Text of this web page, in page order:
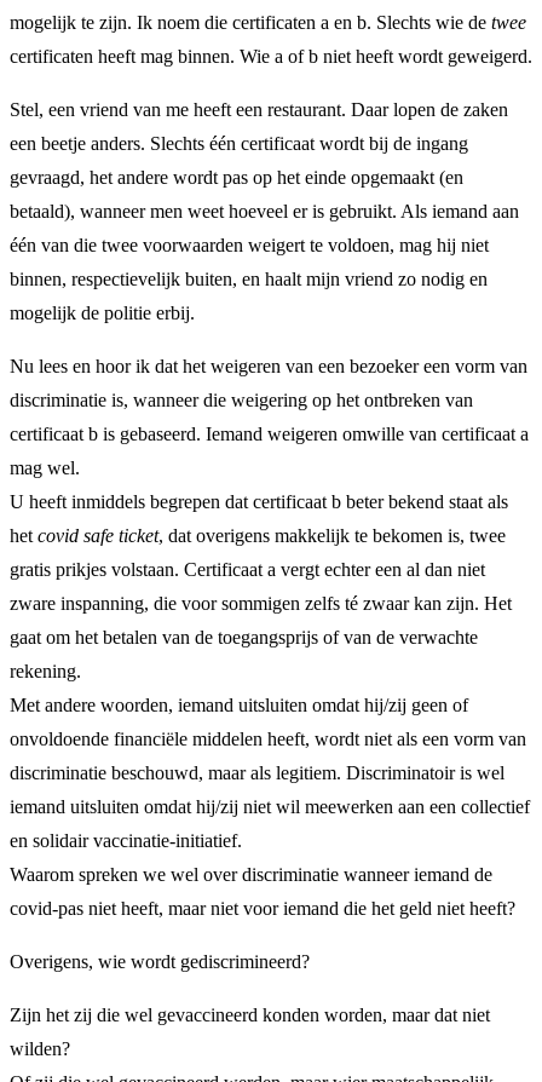
mogelijk te zijn. Ik noem die certificaten a en b. Slechts wie de twee
certificaten heeft mag binnen. Wie a of b niet heeft wordt geweigerd.
Stel, een vriend van me heeft een restaurant. Daar lopen de zaken
een beetje anders. Slechts één certificaat wordt bij de ingang
gevraagd, het andere wordt pas op het einde opgemaakt (en
betaald), wanneer men weet hoeveel er is gebruikt. Als iemand aan
één van die twee voorwaarden weigert te voldoen, mag hij niet
binnen, respectievelijk buiten, en haalt mijn vriend zo nodig en
mogelijk de politie erbij.
Nu lees en hoor ik dat het weigeren van een bezoeker een vorm van
discriminatie is, wanneer die weigering op het ontbreken van
certificaat b is gebaseerd. Iemand weigeren omwille van certificaat a
mag wel.
U heeft inmiddels begrepen dat certificaat b beter bekend staat als
het covid safe ticket, dat overigens makkelijk te bekomen is, twee
gratis prikjes volstaan. Certificaat a vergt echter een al dan niet
zware inspanning, die voor sommigen zelfs té zwaar kan zijn. Het
gaat om het betalen van de toegangsprijs of van de verwachte
rekening.
Met andere woorden, iemand uitsluiten omdat hij/zij geen of
onvoldoende financiële middelen heeft, wordt niet als een vorm van
discriminatie beschouwd, maar als legitiem. Discriminatoir is wel
iemand uitsluiten omdat hij/zij niet wil meewerken aan een collectief
en solidair vaccinatie-initiatief.
Waarom spreken we wel over discriminatie wanneer iemand de
covid-pas niet heeft, maar niet voor iemand die het geld niet heeft?
Overigens, wie wordt gediscrimineerd?
Zijn het zij die wel gevaccineerd konden worden, maar dat niet
wilden?